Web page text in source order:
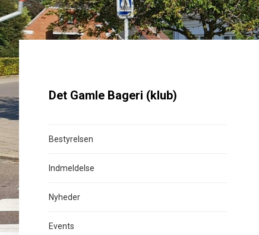
Det Gamle Bageri (klub)
Bestyrelsen
Indmeldelse
Nyheder
Events